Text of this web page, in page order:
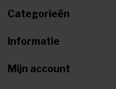
Categorieën
Informatie
Mijn account